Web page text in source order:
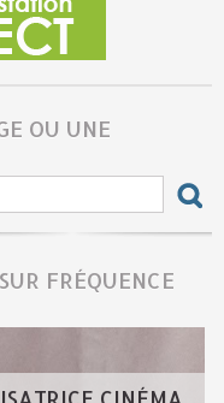
OU UNE
FRÉQUENCE